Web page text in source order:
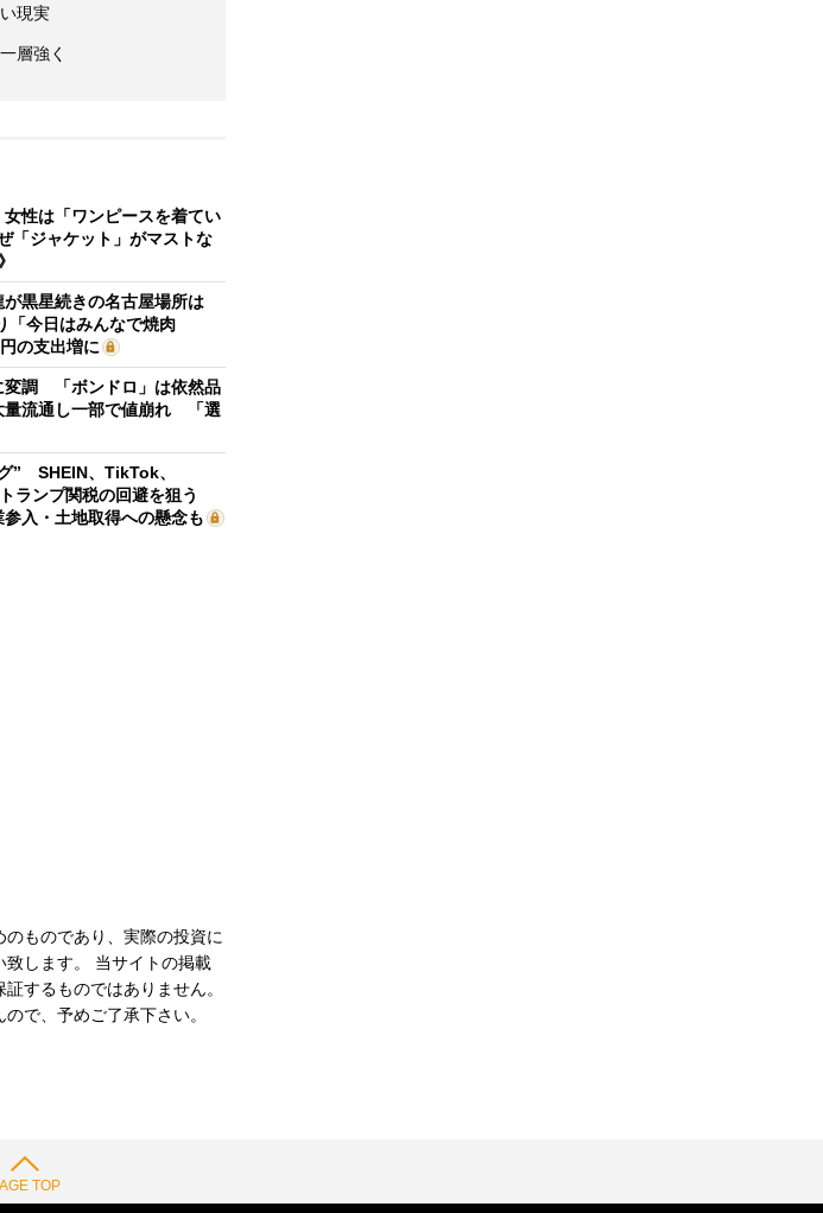
現実
層強く
性は「ワンピースを着てい
「ジャケット」がマストな
が黒星続きの名古屋場所は
「今日はみんなで焼肉
の支出増に
変調 「ボンドロ」は依然品
量流通し一部で値崩れ 「選
” SHEIN、TikTok、
ランプ関税の回避を狙う
入・土地取得への懸念も
ものであり、実際の投資に
します。 当サイトの掲載
するものではありません。
で、予めご了承下さい。
TOP